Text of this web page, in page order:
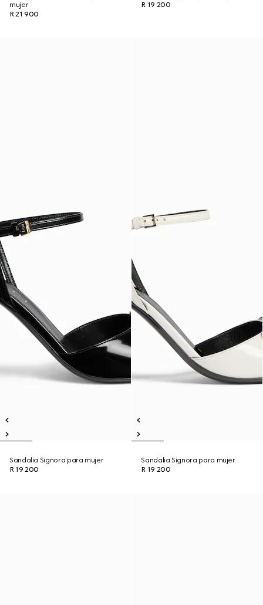
mujer
R 21 900
R 19 200
Sandalia Signora para mujer
R 19 200
Sandalia Signora para mujer
R 19 200